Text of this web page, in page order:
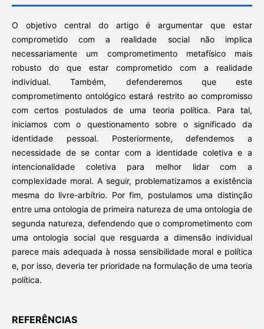
O objetivo central do artigo é argumentar que estar
comprometido com a realidade social não implica
necessariamente um comprometimento metafísico mais
robusto do que estar comprometido com a realidade
individual. Também, defenderemos que este
comprometimento ontológico estará restrito ao compromisso
com certos postulados de uma teoria política. Para tal,
iniciamos com o questionamento sobre o significado da
identidade pessoal. Posteriormente, defendemos a
necessidade de se contar com a identidade coletiva e a
intencionalidade coletiva para melhor lidar com a
complexidade moral. A seguir, problematizamos a existência
mesma do livre-arbítrio. Por fim, postulamos uma distinção
entre uma ontologia de primeira natureza de uma ontologia de
segunda natureza, defendendo que o comprometimento com
uma ontologia social que resguarda a dimensão individual
parece mais adequada à nossa sensibilidade moral e política
e, por isso, deveria ter prioridade na formulação de uma teoria
política.
REFERÊNCIAS